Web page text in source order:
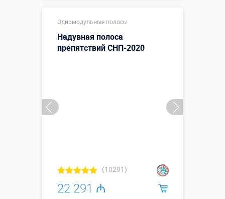
Больше деталей →
Смотреть видео
Одномодульные полосы
Надувная полоса
препятствий СНП-2020
(10291)
22 291 ₼